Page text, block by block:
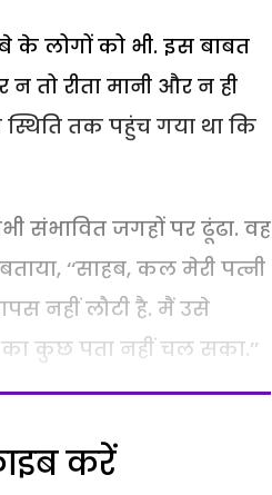
के लोगों को भी. इस बाबत
तो रीता मानी और न ही
तक पहुंच गया था कि
संभावित जगहों पर ढूंढा. वह
‘‘साहब, कल मेरी पत्नी
नहीं लौटी है. मैं उसे
कुछ पता नहीं चल सका.’’
करें